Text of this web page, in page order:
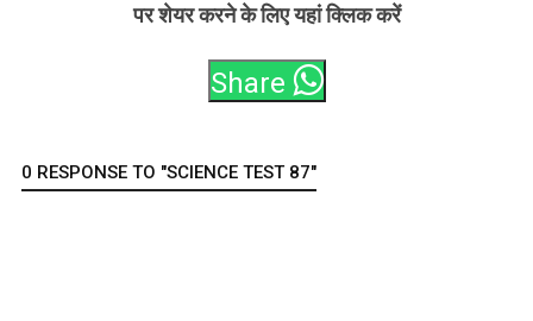
पर शेयर करने के लिए यहां क्लिक करें
Share
0 RESPONSE TO "SCIENCE TEST 87"